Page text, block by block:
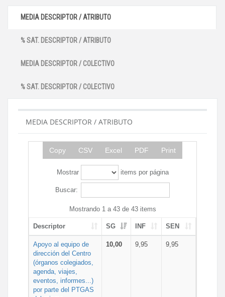
MEDIA DESCRIPTOR / ATRIBUTO
% SAT. DESCRIPTOR / ATRIBUTO
MEDIA DESCRIPTOR / COLECTIVO
% SAT. DESCRIPTOR / COLECTIVO
MEDIA DESCRIPTOR / ATRIBUTO
Copy CSV Excel PDF Print
Mostrar items por página
Buscar:
Mostrando 1 a 43 de 43 items
Descriptor SG INF SEN
Apoyo al equipo de
dirección del Centro
(órganos colegiados,
agenda, viajes,
eventos, informes...)
por parte del PTGAS
10,00 9,95 9,95